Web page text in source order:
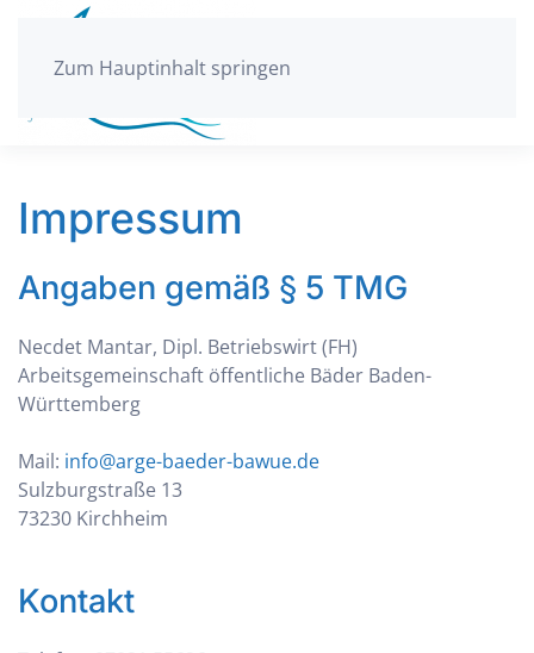
Zum Hauptinhalt springen
Impressum
Angaben gemäß § 5 TMG
Necdet Mantar, Dipl. Betriebswirt (FH)
Arbeitsgemeinschaft öffentliche Bäder Baden-
Württemberg
Mail: info@arge-baeder-bawue.de
Sulzburgstraße 13
73230 Kirchheim
Kontakt